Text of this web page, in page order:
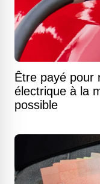
Être payé pour
électrique à la
possible